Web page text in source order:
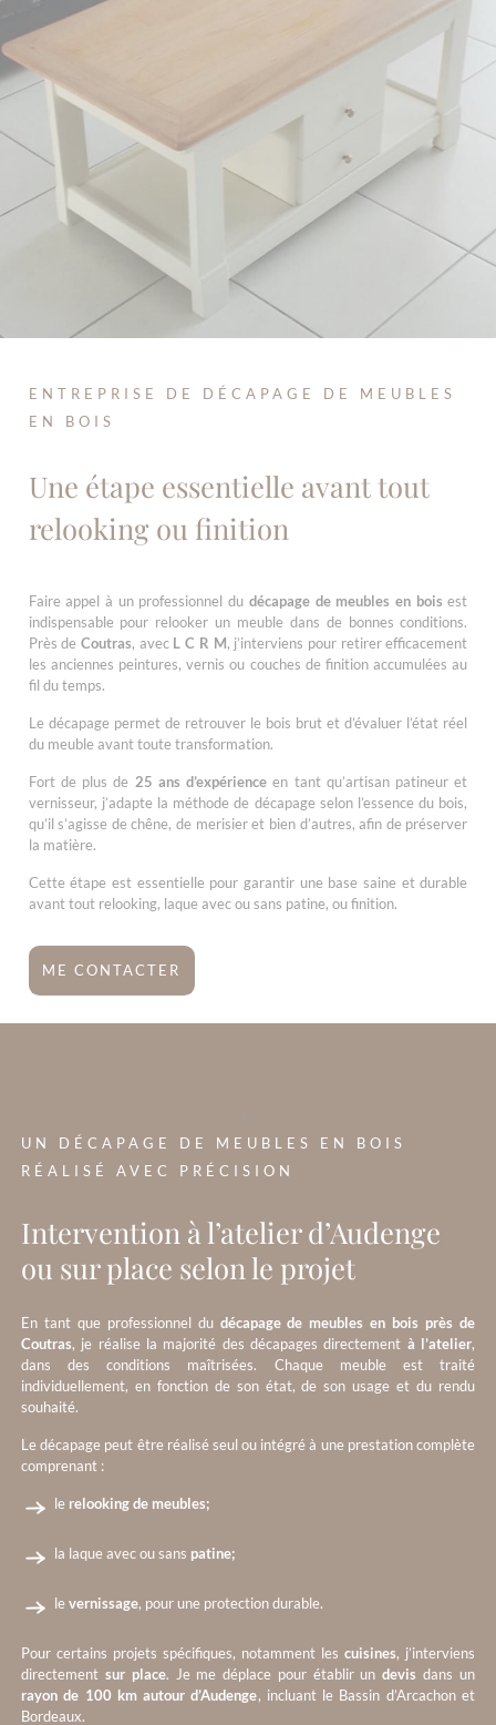
ENTREPRISE DE DÉCAPAGE DE MEUBLES
EN BOIS
Une étape essentielle avant tout
relooking ou finition
Faire appel à un professionnel du décapage de meubles en bois est
indispensable pour relooker un meuble dans de bonnes conditions.
Près deCoutras, avec L C R M, j’interviens pour retirer efficacement
les anciennes peintures, vernis ou couches de finition accumulées au
fil du temps.
Le décapage permet de retrouver le bois brut et d’évaluer l’état réel
du meuble avant toute transformation.
Fort de plus de 25 ans d’expérience en tant qu’artisan patineur et
vernisseur, j’adapte la méthode de décapage selon l’essence du bois,
qu’il s’agisse de chêne, de merisier et bien d’autres, afin de préserver
la matière.
Cette étape est essentielle pour garantir une base saine et durable
avant tout relooking, laque avec ou sans patine, ou finition.
ME CONTACTER
UN DÉCAPAGE DE MEUBLES EN BOIS
RÉALISÉ AVEC PRÉCISION
Intervention à l’atelier d’Audenge
ou sur place selon le projet
En tant que professionnel du décapage de meubles en bois près de
Coutras, je réalise la majorité des décapages directement à l’atelier,
dans des conditions maîtrisées. Chaque meuble est traité
individuellement, en fonction de son état, de son usage et du rendu
souhaité.
Le décapage peut être réalisé seul ou intégré à une prestation complète
comprenant :
le relooking de meubles;
la laque avec ou sans patine;
levernissage, pour une protection durable.
Pour certains projets spécifiques, notamment les cuisines, j’interviens
directement sur place. Je me déplace pour établir undevis dans un
rayon de 100 km autour d’Audenge, incluant le Bassin d’Arcachon et
Bordeaux.